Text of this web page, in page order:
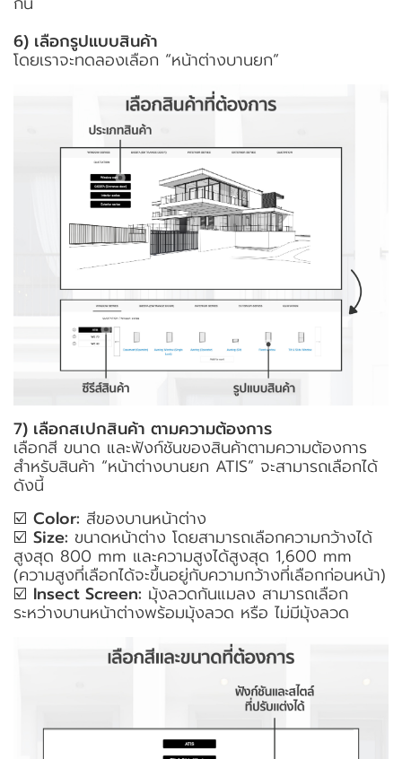
6) เลือกรูปแบบสินค้า
โดยเราจะทดลองเลือก “หน้าต่างบานยก”
7) เลือกสเปกสินค้า ตามความต้องการ
เลือกสี ขนาด และฟังก์ชันของสินค้าตามความต้องการ
สำหรับสินค้า “หน้าต่างบานยก ATIS” จะสามารถเลือกได้
ดังนี้
☑️ Color: สีของบานหน้าต่าง
☑️ Size: ขนาดหน้าต่าง โดยสามารถเลือกความกว้างได้
สูงสุด 800 mm และความสูงได้สูงสุด 1,600 mm
(ความสูงที่เลือกได้จะขึ้นอยู่กับความกว้างที่เลือกก่อนหน้า)
☑️ Insect Screen: มุ้งลวดกันแมลง สามารถเลือก
ระหว่างบานหน้าต่างพร้อมมุ้งลวด หรือ ไม่มีมุ้งลวด